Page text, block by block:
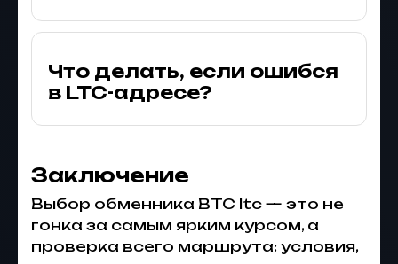
Что делать, если ошибся
в LTC-адресе?
Заключение
Выбор обменника BTC ltc — это не
гонка за самым ярким курсом, а
проверка всего маршрута: условия,